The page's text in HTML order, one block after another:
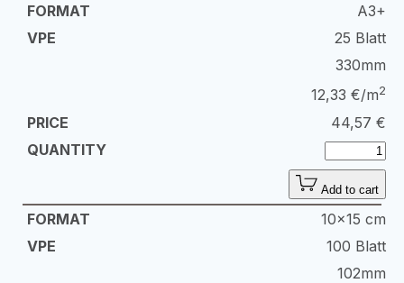
A3+
25 Blatt
330mm
12,33 €/m2
44,57 €
Add to cart
10x15 cm
100 Blatt
102mm